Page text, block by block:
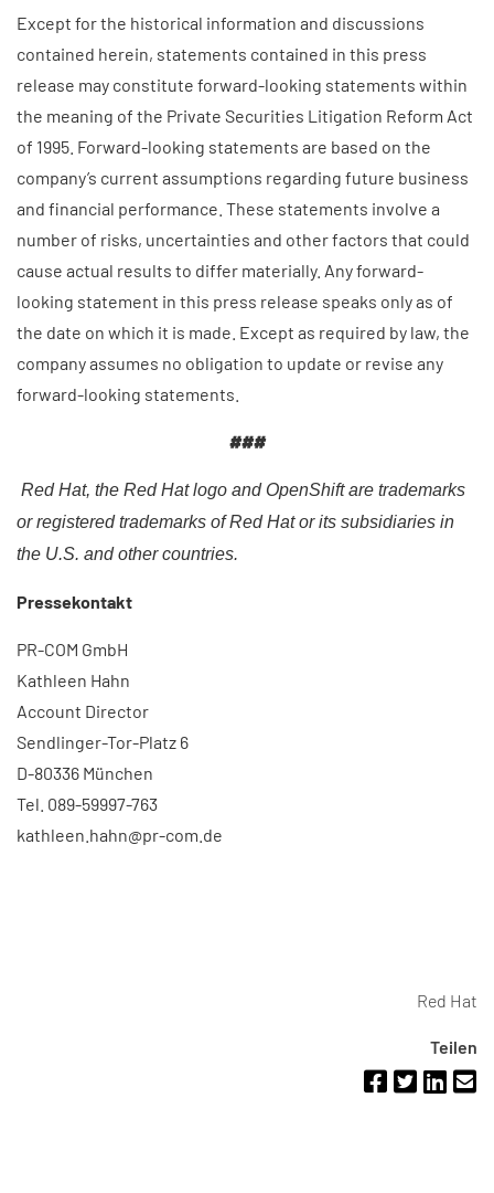
Except for the historical information and discussions
contained herein, statements contained in this press
release may constitute forward-looking statements within
the meaning of the Private Securities Litigation Reform Act
of 1995. Forward-looking statements are based on the
company’s current assumptions regarding future business
and financial performance. These statements involve a
number of risks, uncertainties and other factors that could
cause actual results to differ materially. Any forward-
looking statement in this press release speaks only as of
the date on which it is made. Except as required by law, the
company assumes no obligation to update or revise any
forward-looking statements.
###
Red Hat, the Red Hat logo and OpenShift are trademarks
or registered trademarks of Red Hat or its subsidiaries in
the U.S. and other countries.
Pressekontakt
PR-COM GmbH
Kathleen Hahn
Account Director
Sendlinger-Tor-Platz 6
D-80336 München
Tel. 089-59997-763
kathleen.hahn@pr-com.de
Red Hat
Teilen